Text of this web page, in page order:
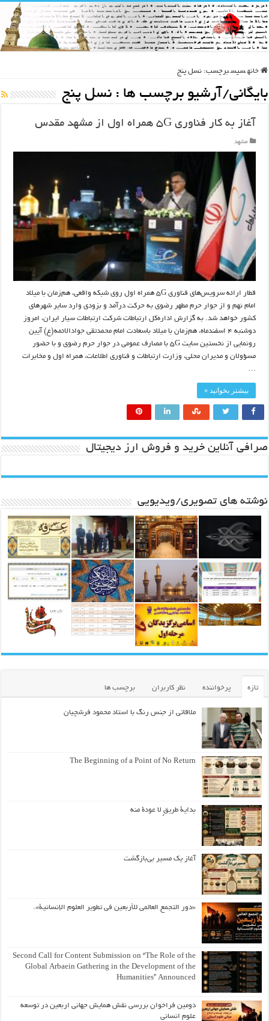
خانه سپس برچسب: نسل پنج
بایگانی/آرشیو برچسب ها : نسل پنج
آغاز به کار فناوری ۵G همراه اول از مشهد مقدس
مشهد
قطار ارائه سرویس‌های فناوری ۵G همراه اول روی شبکه واقعی، هم‌زمان با میلاد
امام نهم و از جوار حرم مطهر رضوی به حرکت درآمد و بزودی وارد سایر شهرهای
کشور خواهد شد. به گزارش اداره‌کل ارتباطات شرکت ارتباطات سیار ایران، امروز
دوشنبه ۴ اسفندماه، هم‌زمان با میلاد باسعادت امام محمدتقی جوادالائمه(ع) آیین
رونمایی از نخستین سایت ۵G با مصارف عمومی در جوار حرم رضوی و با حضور
مسؤولان و مدیران محلی، وزارت ارتباطات و فناوری اطلاعات، همراه اول و مخابرات
…
بیشتر بخوانید »
صرافی آنلاین خرید و فروش ارز دیجیتال
نوشته های تصویری/ویدیویی
تازه پرخواننده نظر کاربران برچسب ها
ملاقاتی از جنس رنگ با استاد محمود فرشچیان
The Beginning of a Point of No Return
بداية طريقٍ لا عودة منه
آغاز یک مسیر بی‌بازگشت
«دور التجمع العالمي للأربعين في تطوير العلوم الإنسانية».
Second Call for Content Submission on “The Role of the
Global Arbaein Gathering in the Development of the
Humanities” Announced
دومین فراخوان بررسی نقش همایش جهانی اربعین در توسعه
علوم انسانی